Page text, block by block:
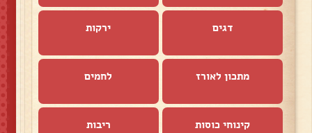
דגים ירקות
מתכון לאורז לחמים
קינוחי כוסות ריבות